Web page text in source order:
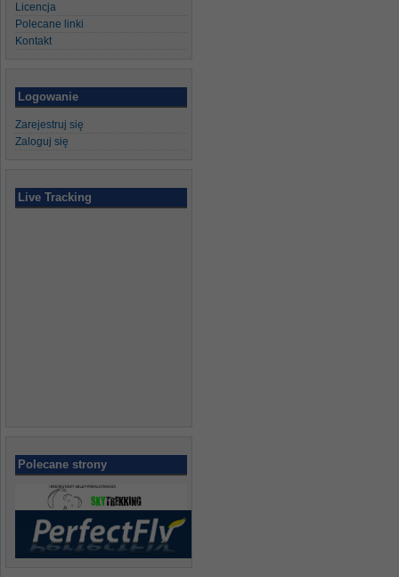
Licencja
Polecane linki
Kontakt
Logowanie
Zarejestruj się
Zaloguj się
Live Tracking
Polecane strony